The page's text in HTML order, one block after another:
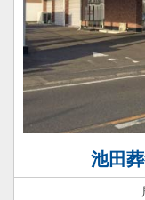
池田